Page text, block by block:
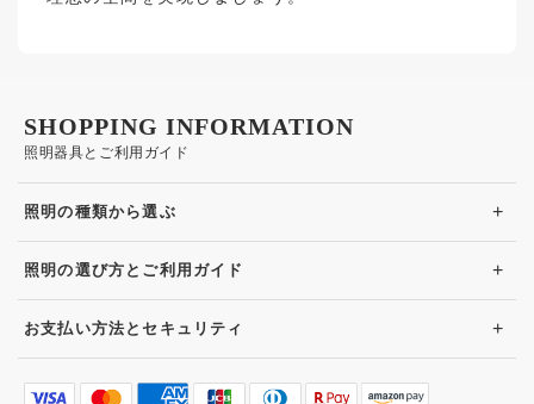
照明器具とご利用ガイド
SHOPPING INFORMATION
照明の種類から選ぶ +
照明の選び方とご利用ガイド +
お支払い方法とセキュリティ +